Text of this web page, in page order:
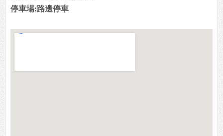
停車場:路邊停車